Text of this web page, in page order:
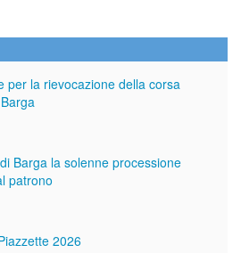
per la rievocazione della corsa
Barga la solenne processione
patrono
2026